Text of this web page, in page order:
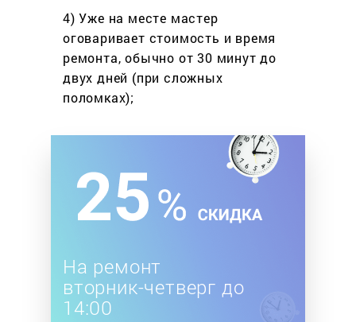
4) Уже на месте мастер
оговаривает стоимость и время
ремонта, обычно от 30 минут до
двух дней (при сложных
поломках);
На ремонт
вторник-четверг до
14:00